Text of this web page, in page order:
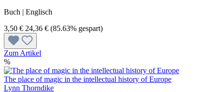
Buch | Englisch
3,50 € 24,36 € (85.63% gespart)
Zum Artikel
%
The place of magic in the intellectual history of Europe
Lynn Thorndike